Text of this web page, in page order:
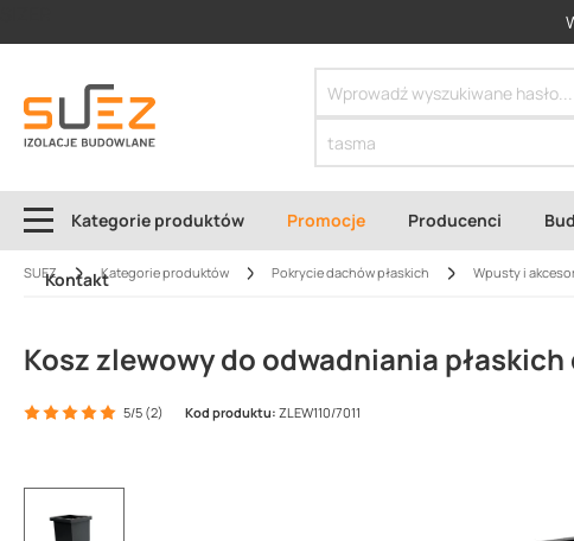
Kategorie produktów Promocje Producenci
Kontakt
SUEZ Kategorie produktów Pokrycie dachów płaskich Wpusty i
Kosz zlewowy do odwadniania
5/5 (2) Kod produktu: ZLEW110/7011